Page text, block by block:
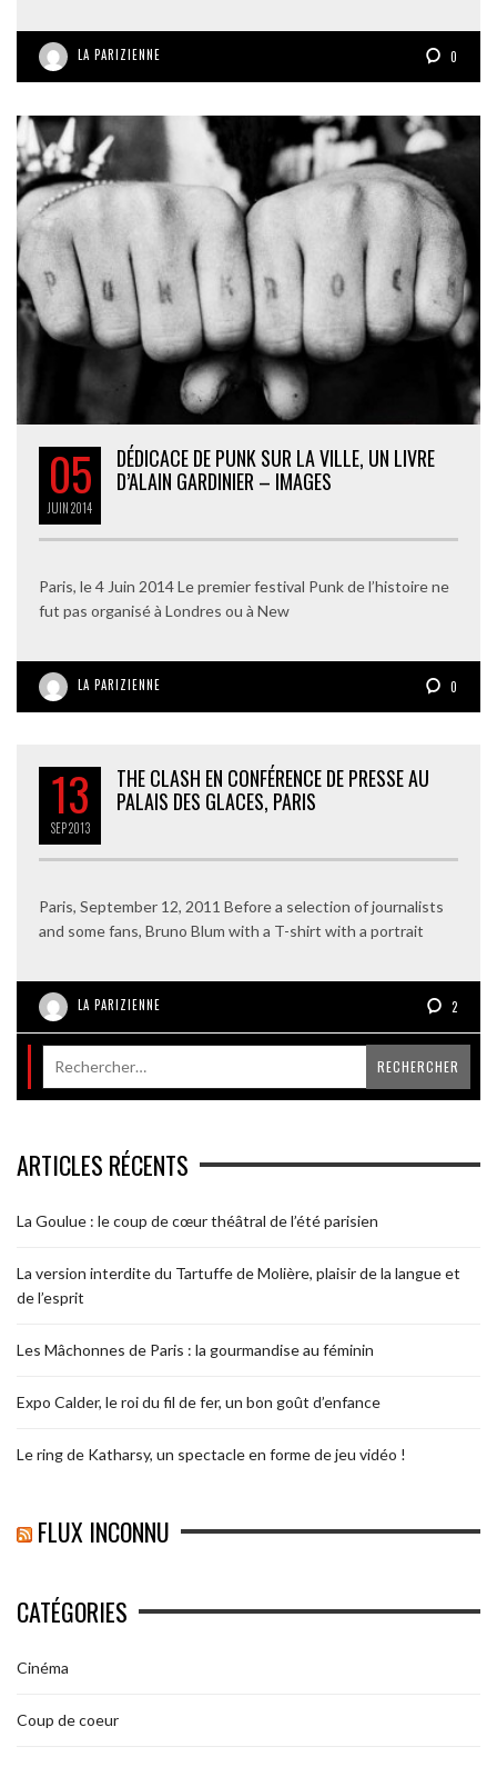
LA PARIZIENNE 0
05
JUIN2014
DÉDICACE DE PUNK SUR LA VILLE, UN LIVRE
D’ALAIN GARDINIER – IMAGES
Paris, le 4 Juin 2014 Le premier festival Punk de l’histoire ne
fut pas organisé à Londres ou à New
LA PARIZIENNE 0
13
SEP2013
THE CLASH EN CONFÉRENCE DE PRESSE AU
PALAIS DES GLACES, PARIS
Paris, September 12, 2011 Before a selection of journalists
and some fans, Bruno Blum with a T-shirt with a portrait
LA PARIZIENNE 2
ARTICLES RÉCENTS
La Goulue : le coup de cœur théâtral de l’été parisien
La version interdite du Tartuffe de Molière, plaisir de la langue et
de l’esprit
Les Mâchonnes de Paris : la gourmandise au féminin
Expo Calder, le roi du fil de fer, un bon goût d’enfance
Le ring de Katharsy, un spectacle en forme de jeu vidéo !
FLUX INCONNU
CATÉGORIES
Cinéma
Coup de coeur